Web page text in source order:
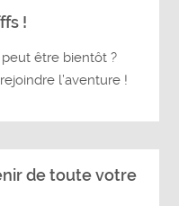
!
être bientôt ?
l’aventure !
de toute votre